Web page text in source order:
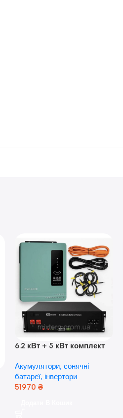
6.2 кВт + 5 кВт комплект
Гібридний інвертор Anern
та акумулятор Dyness, 50А
Акумулятори, сонячні
батареї, інвертори
51970 ₴